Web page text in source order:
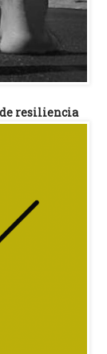
resiliencia